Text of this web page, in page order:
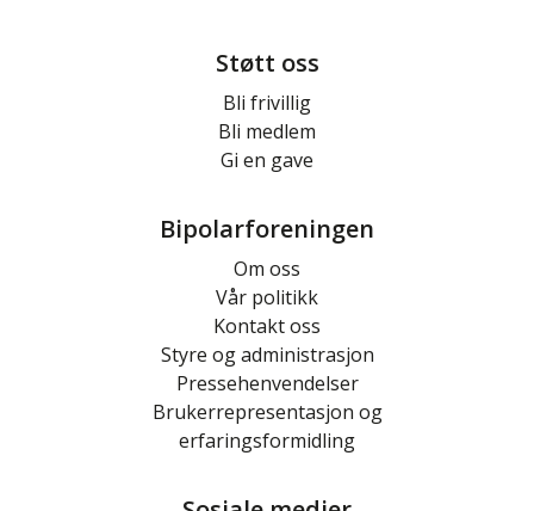
Støtt oss
Bli frivillig
Bli medlem
Gi en gave
Bipolarforeningen
Om oss
Vår politikk
Kontakt oss
Styre og administrasjon
Pressehenvendelser
Brukerrepresentasjon og
erfaringsformidling